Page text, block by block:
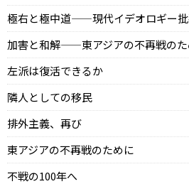
極右と極中道——現代イデオロギー
加害と和解——東アジアの不再戦の
左派は復活できるか
隣人としての移民
排外主義、再び
東アジアの不再戦のために
不戦の100年へ